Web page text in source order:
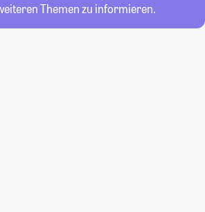
Themen zu informieren.